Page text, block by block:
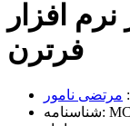
افزار
فرترن
مرتضی نامور
شناسنامه: